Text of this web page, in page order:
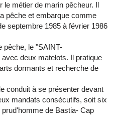
le métier de marin pêcheur. Il
pêche et embarque comme
septembre 1985 à février 1986
pêche, le "SAINT-
deux matelots. Il pratique
dormants et recherche de
conduit à se présenter devant
mandats consécutifs, soit six
de Bastia- Cap